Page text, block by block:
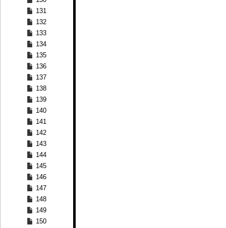
131
132
133
134
135
136
137
138
139
140
141
142
143
144
145
146
147
148
149
150